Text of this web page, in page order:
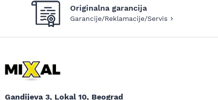
Originalna garancija
Garancije/Reklamacije/Servis
Gandijeva 3, Lokal 10, Beograd